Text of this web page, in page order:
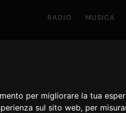
per migliorare la tua
sul sito web, per
RADIO MUSICA